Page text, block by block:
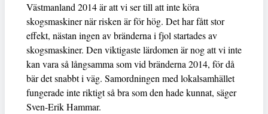
Västmanland 2014 är att vi ser till att inte köra
skogsmaskiner när risken är för hög. Det har fått stor
effekt, nästan ingen av bränderna i fjol startades av
skogsmaskiner. Den viktigaste lärdomen är nog att vi inte
kan vara så långsamma som vid bränderna 2014, för då
bär det snabbt i väg. Samordningen med lokalsamhället
fungerade inte riktigt så bra som den hade kunnat, säger
Sven-Erik Hammar.